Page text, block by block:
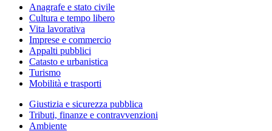
Anagrafe e stato civile
Cultura e tempo libero
Vita lavorativa
Imprese e commercio
Appalti pubblici
Catasto e urbanistica
Turismo
Mobilità e trasporti
Giustizia e sicurezza pubblica
Tributi, finanze e contravvenzioni
Ambiente